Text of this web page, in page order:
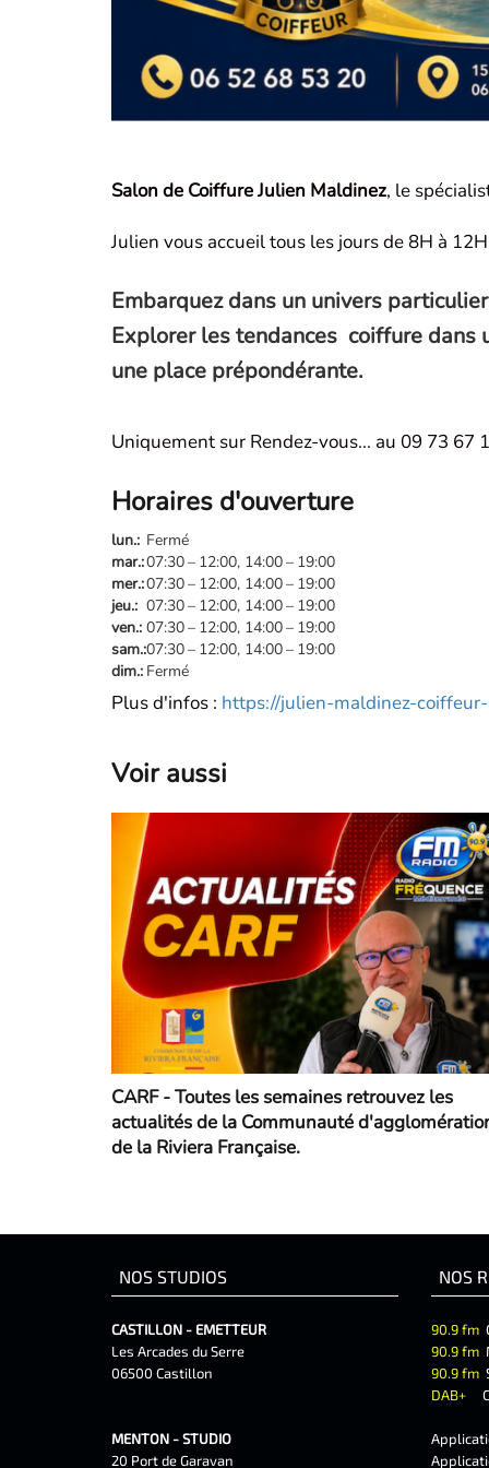
Salon de Coiffure Julien Maldinez, le
Julien vous accueil tous les jours de 8H à
Embarquez dans un univers
Explorer les tendances coiffure dans
une place prépondérante.
Uniquement sur Rendez-vous... au 09 73 67
Horaires d'ouverture
lun.: Fermé
mar.:07:30 – 12:00, 14:00 – 19:00
mer.:07:30 – 12:00, 14:00 – 19:00
jeu.: 07:30 – 12:00, 14:00 – 19:00
ven.: 07:30 – 12:00, 14:00 – 19:00
sam.:07:30 – 12:00, 14:00 – 19:00
dim.: Fermé
Plus d'infos : https://julien-maldinez-
Voir aussi
CARF - Toutes les semaines retrouvez les
actualités de la Communauté
de la Riviera Française.
À Menton, Port de
nouvelle adresse
NOS STUDIOS
CASTILLON - EMETTEUR
Les Arcades du Serre
06500 Castillon
MENTON - STUDIO
20 Port de Garavan
NOS
90.9 fm
90.9 fm
90.9 fm
DAB+